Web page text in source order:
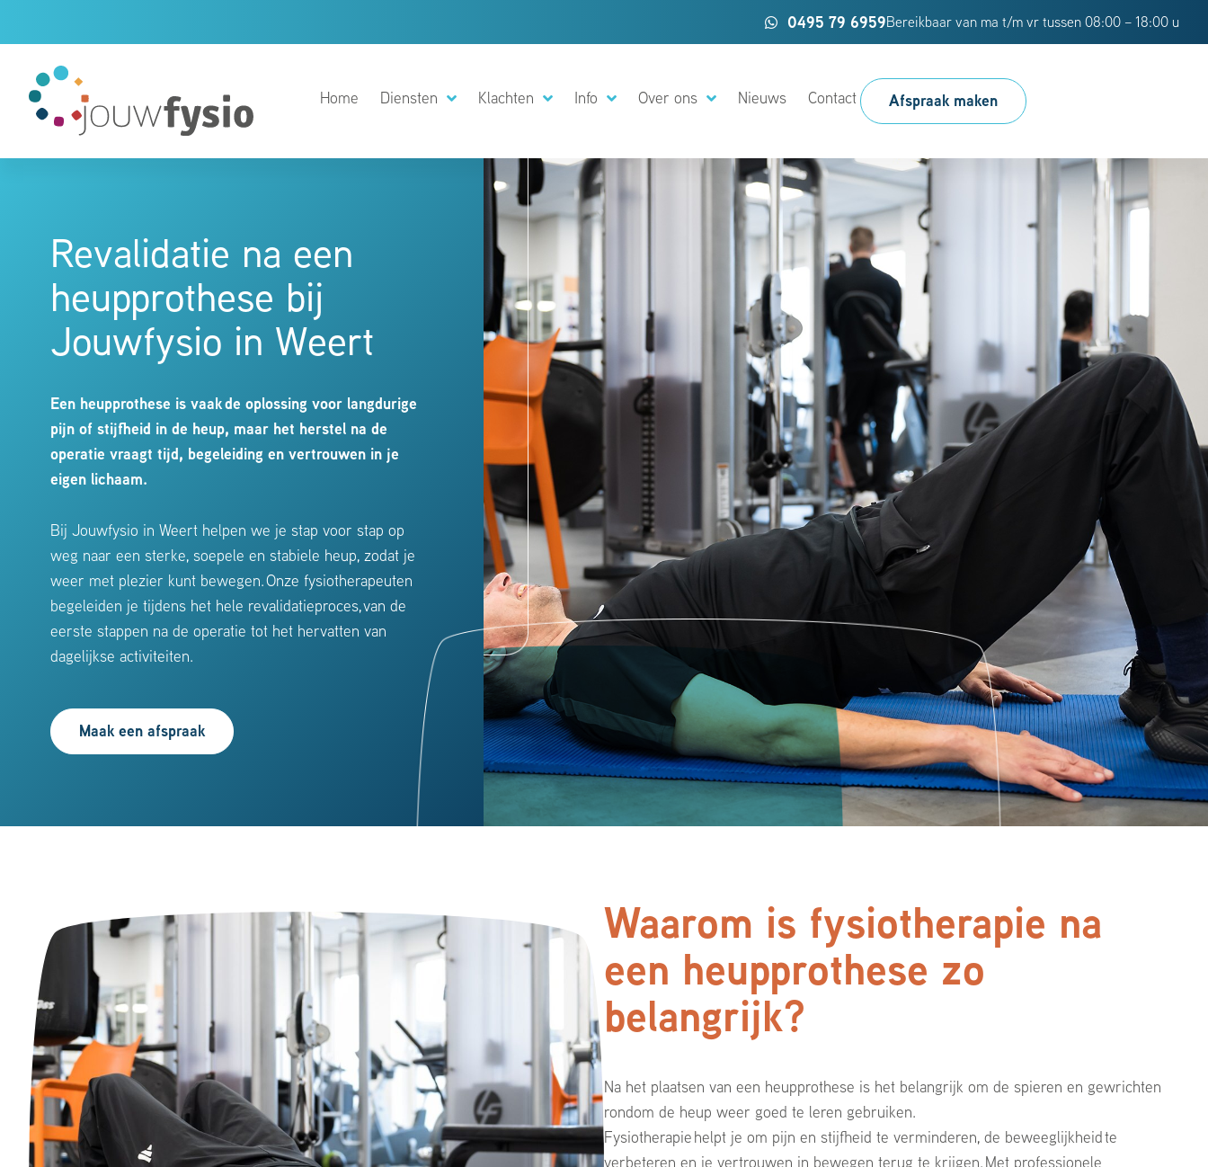
0495 79 6959Bereikbaar van ma t/m vr tussen 08:00 – 18:00 u
Home Diensten Klachten Info Over ons Nieuws Contact Afspraak maken
Revalidatie na een
heupprothese bij
Jouwfysio in Weert
Een heupprothese is vaakde oplossing voor langdurige
pijn of stijfheid in de heup, maar het herstel na de
operatie vraagt tijd, begeleiding en vertrouwen in je
eigen lichaam.
Bij Jouwfysio in Weert helpen we je stap voor stap op
weg naar een sterke, soepele en stabiele heup, zodat je
weer met plezier kunt bewegen.Onze fysiotherapeuten
begeleiden je tijdens het hele revalidatieproces,van de
eerste stappen na de operatie tot het hervatten van
dagelijkse activiteiten.
Maak een afspraak
Waarom is fysiotherapie na
een heupprothese zo
belangrijk?
Na het plaatsen van een heupprothese is het belangrijk om de spieren en gewrichten
rondom de heup weer goed te leren gebruiken.
Fysiotherapie helpt je om pijn en stijfheid te verminderen, de beweeglijkheid te
verbeteren en je vertrouwen in bewegen terug te krijgen.Met professionele